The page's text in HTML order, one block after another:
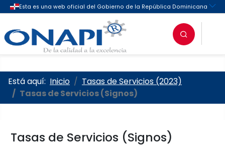
Oficina Nacional de la
Está aquí: Inicio
Tasas de Servicios (2023)
Tasas de Servicios (Signos)
Tasas de Servicios (Signos)